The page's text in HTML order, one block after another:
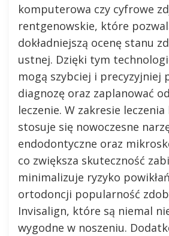
komputerowa czy cyfrowe
rentgenowskie, które
dokładniejszą ocenę stanu
ustnej. Dzięki tym
mogą szybciej i precyzyjniej
diagnozę oraz zaplanować
leczenie. W zakresie leczenia
stosuje się nowoczesne
endodontyczne oraz
co zwiększa skuteczność
minimalizuje ryzyko
ortodoncji popularność
Invisalign, które są niemal
wygodne w noszeniu.